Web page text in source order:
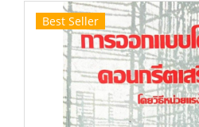
Best Seller